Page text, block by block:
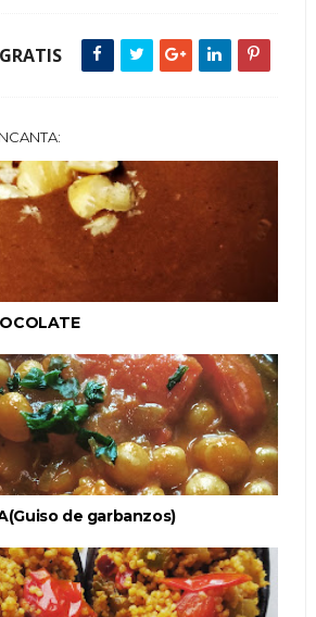
de garbanzos)